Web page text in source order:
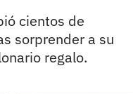
cientos de
sorprender a su
regalo.